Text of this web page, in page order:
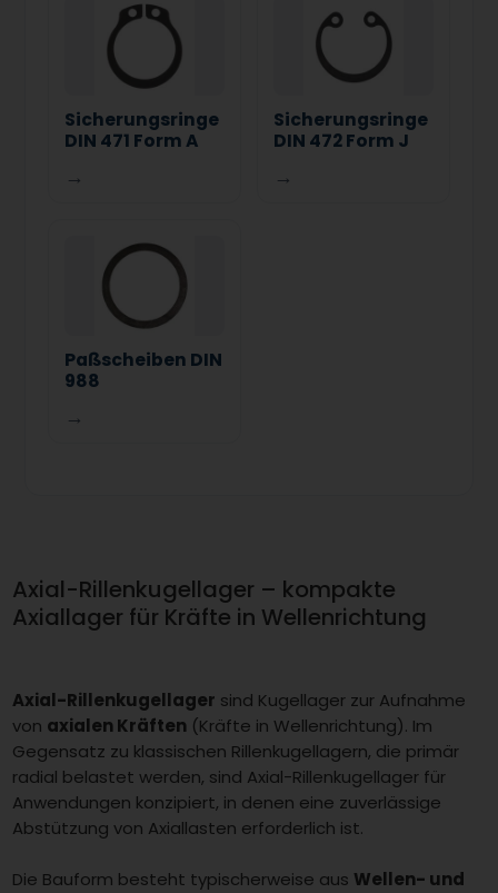
Sicherungsringe
DIN 471 Form A
→
Sicherungsringe
DIN 472 Form J
→
Paßscheiben DIN
988
→
Axial-Rillenkugellager – kompakte
Axiallager für Kräfte in Wellenrichtung
Axial-Rillenkugellager sind Kugellager zur Aufnahme
von axialen Kräften (Kräfte in Wellenrichtung). Im
Gegensatz zu klassischen Rillenkugellagern, die primär
radial belastet werden, sind Axial-Rillenkugellager für
Anwendungen konzipiert, in denen eine zuverlässige
Abstützung von Axiallasten erforderlich ist.
Die Bauform besteht typischerweise aus Wellen- und